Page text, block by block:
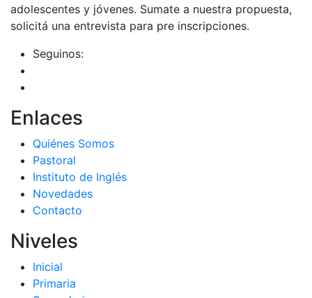
adolescentes y jóvenes. Sumate a nuestra propuesta,
solicitá una entrevista para pre inscripciones.
Seguinos:
Enlaces
Quiénes Somos
Pastoral
Instituto de Inglés
Novedades
Contacto
Niveles
Inicial
Primaria